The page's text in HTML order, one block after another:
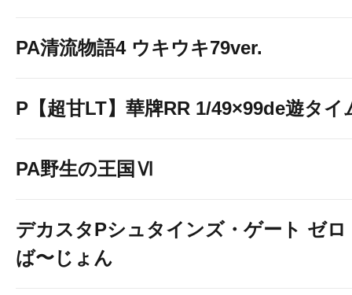
PA清流物語4 ウキウキ79ver.
P【超甘LT】華牌RR 1/49×99de遊タイ
PA野生の王国Ⅵ
デカスタPシュタインズ・ゲート ゼ
ば〜じょん